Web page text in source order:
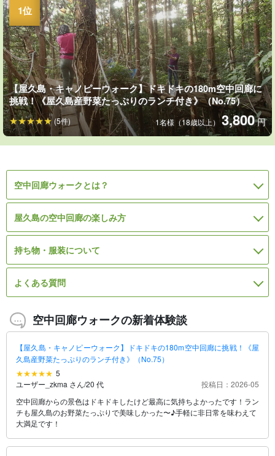
【屋久島・キャノピーウォーク】ドキドキの180m空中回廊に
挑戦！《屋久島産野菜たっぷりのランチ付き》（No.75）
1名様（18歳以上）3,800 円
(5件)
空中回廊ウォークとは？
屋久島の空中回廊の楽しみ方
持ち物・服装について
よくある質問
空中回廊ウォークの新着体験談
【屋久島・キャノピーウォーク】ドキドキの180m空中回廊に挑戦！《屋
久島産野菜たっぷりのランチ付き》（No.75）
5
ユーザー_zkma さん/20 代
投稿日：2026-05
空中回廊からの景色はドキドキしたけど最高に気持ちよかったです！ラン
チも屋久島のお野菜たっぷりで美味しかった〜♪手軽に非日常を味わえて
大満足です！